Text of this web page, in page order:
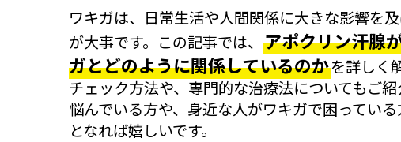
ワキガは、日常生活や人間関係に大きな影響を
が大事です。この記事では、 アポクリン汗腺
ガとどのように関係しているのかを詳しく
チェック方法や、専門的な治療法についてもご
悩んでいる方や、身近な人がワキガで困ってい
となれば嬉しいです。